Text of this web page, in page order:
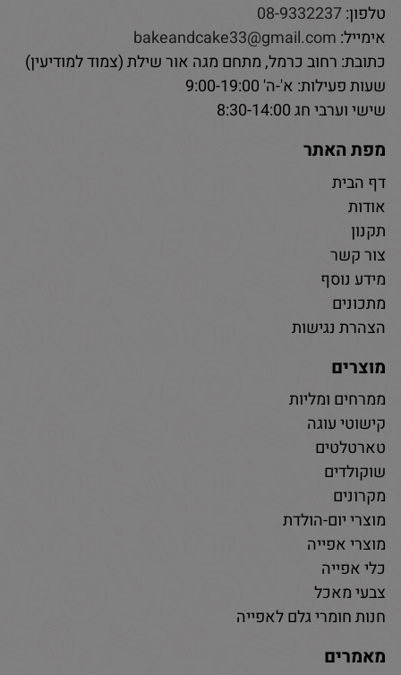
טלפון:08-9332237
אימייל: bakeandcake33@gmail.com
כתובת: רחוב כרמל, מתחם מגה אור שילת (צמוד למודיעין)
שעות פעילות: א'-ה' 9:00-19:00
שישי וערבי חג 8:30-14:00
מפת האתר
דף הבית
אודות
תקנון
צור קשר
מידע נוסף
מתכונים
הצהרת נגישות
מוצרים
ממרחים ומליות
קישוטי עוגה
טארטלטים
שוקולדים
מקרונים
מוצרי יום-הולדת
מוצרי אפייה
כלי אפייה
צבעי מאכל
חנות חומרי גלם לאפייה
מאמרים